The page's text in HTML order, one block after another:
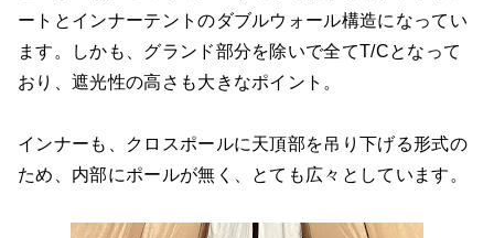
ートとインナーテントのダブルウォール構造になってい
ます。しかも、グランド部分を除いで全てT/Cとなって
おり、遮光性の高さも大きなポイント。
インナーも、クロスポールに天頂部を吊り下げる形式の
ため、内部にポールが無く、とても広々としています。